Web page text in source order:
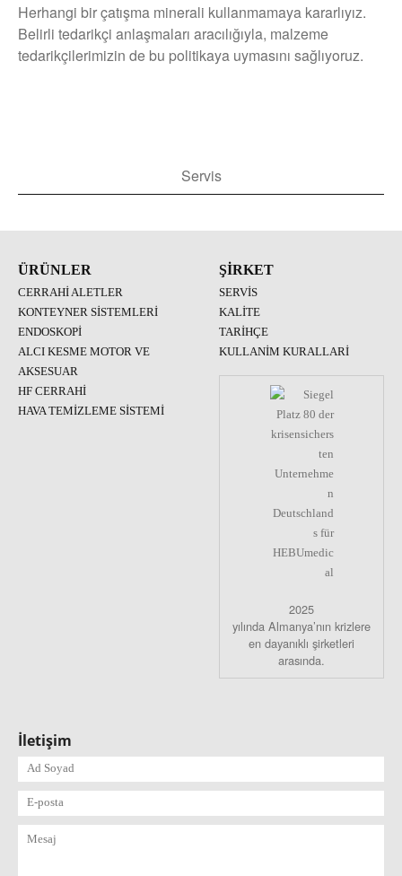
Herhangi bir çatışma minerali kullanmamaya kararlıyız.
Belirli tedarikçi anlaşmaları aracılığıyla, malzeme
tedarikçilerimizin de bu politikaya uymasını sağlıyoruz.
Servis
ÜRÜNLER
CERRAHI ALETLER
KONTEYNER SISTEMLERI
ENDOSKOPI
ALCI KESME MOTOR VE
AKSESUAR
HF CERRAHI
HAVA TEMIZLEME SISTEMI
ŞIRKET
SERVIS
KALITE
TARIHÇE
KULLANIM KURALLARI
2025
yılında Almanya’nın krizlere
en dayanıklı şirketleri
arasında.
İletişim